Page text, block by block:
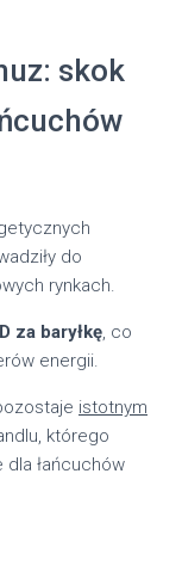
skok
do
rynkach.
za baryłkę, co
energii.
istotnym
którego
łańcuchów